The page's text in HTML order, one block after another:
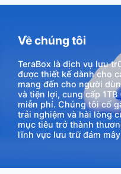
Về chúng tôi
TeraBox là dịch vụ lưu
được thiết kế dành cho
mang đến cho người
và tiện lợi, cung cấp
miễn phí. Chúng tôi cố
trải nghiệm và hài lòng
mục tiêu trở thành
lĩnh vực lưu trữ đám